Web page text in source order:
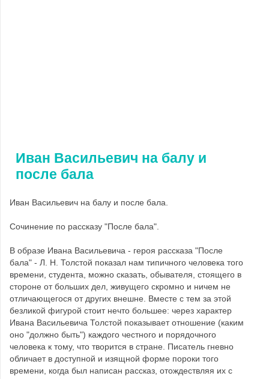
Иван Васильевич на балу и
после бала
Иван Васильевич на балу и после бала.
Сочинение по рассказу "После бала".
В образе Ивана Васильевича - героя рассказа "После
бала" - Л. Н. Толстой показал нам типичного человека того
времени, студента, можно сказать, обывателя, стоящего в
стороне от больших дел, живущего скромно и ничем не
отличающегося от других внешне. Вместе с тем за этой
безликой фигурой стоит нечто большее: через характер
Ивана Васильевича Толстой показывает отношение (каким
оно "должно быть") каждого честного и порядочного
человека к тому, что творится в стране. Писатель гневно
обличает в доступной и изящной форме пороки того
времени, когда был написан рассказ, отождествляя их с